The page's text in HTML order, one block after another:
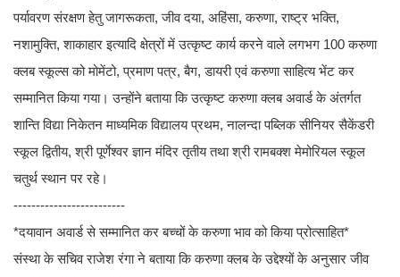
पर्यावरण संरक्षण हेतु जागरूकता, जीव दया, अहिंसा, करुणा, राष्ट्र भक्ति,
नशामुक्ति, शाकाहार इत्यादि क्षेत्रों में उत्कृष्ट कार्य करने वाले लगभग 100 करुणा
क्लब स्कूल्स को मोमेंटो, प्रमाण पत्र, बैग, डायरी एवं करुणा साहित्य भेंट कर
सम्मानित किया गया। उन्होंने बताया कि उत्कृष्ट करुणा क्लब अवार्ड के अंतर्गत
शान्ति विद्या निकेतन माध्यमिक विद्यालय प्रथम, नालन्दा पब्लिक सीनियर सैकेंडरी
स्कूल द्वितीय, श्री पूर्णेश्वर ज्ञान मंदिर तृतीय तथा श्री रामबक्श मेमोरियल स्कूल
चतुर्थ स्थान पर रहे।
-------------------------
*दयावान अवार्ड से सम्मानित कर बच्चों के करुणा भाव को किया प्रोत्साहित*
संस्था के सचिव राजेश रंगा ने बताया कि करुणा क्लब के उद्देश्यों के अनुसार जीव